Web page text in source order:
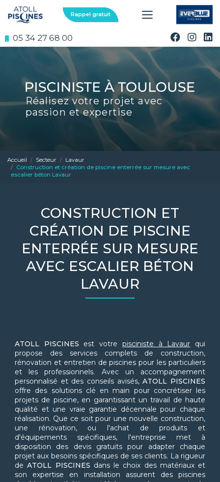
au
contenu
05 34 27 68 00
Rappel gratuit
Réalisez votre projet avec
passion et expertise
Accueil Secteur
Lavaur
Construction et création de piscine enterrée sur mesure avec
escalier béton Lavaur
CONSTRUCTION ET
CRÉATION DE PISCINE
ENTERRÉE SUR MESURE
AVEC ESCALIER BÉTON
LAVAUR
ATOLL PISCINES est votre pisciniste à Lavaur qui
propose des services complets de construction,
rénovation et entretien de piscines pour les particuliers
et les professionnels. Avec un accompagnement
personnalisé et des conseils avisés,ATOLL PISCINES
offre des solutions clé en main pour concrétiser les
projets de piscine, en garantissant un travail de haute
qualité et une vraie garantie décennale pour chaque
réalisation. Que ce soit pour une nouvelle construction,
une rénovation, ou l'achat de produits et
d'équipements spécifiques, l'entreprise met à
disposition des devis gratuits pour adapter chaque
projet aux besoins spécifiques de ses clients. La rigueur
deATOLL PISCINES dans le choix des matériaux et
son expertise en installation assurent des piscines